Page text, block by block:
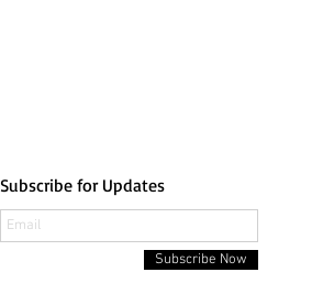
Subscribe for Updates
Subscribe Now